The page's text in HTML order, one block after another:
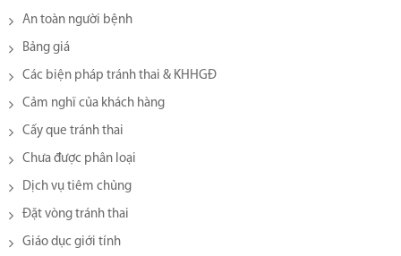
An toàn người bệnh
Bảng giá
Các biện pháp tránh thai & KHHGĐ
Cảm nghĩ của khách hàng
Cấy que tránh thai
Chưa được phân loại
Dịch vụ tiêm chủng
Đặt vòng tránh thai
Giáo dục giới tính